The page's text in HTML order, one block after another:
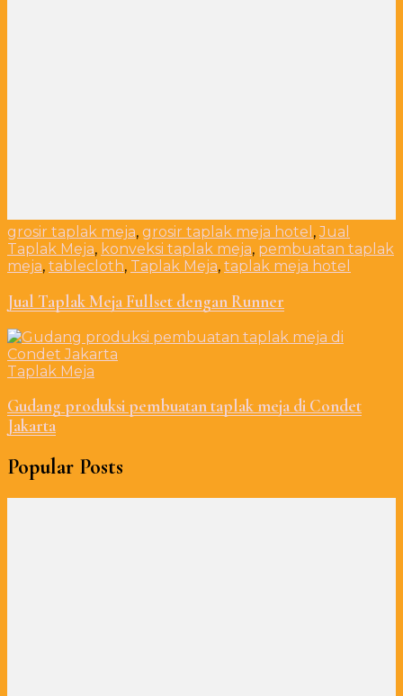
grosir taplak meja, grosir taplak meja hotel ,Jual
Taplak Meja, konveksi taplak meja, pembuatan taplak
meja, tablecloth, Taplak Meja, taplak meja hotel
Jual Taplak Meja Fullset dengan Runner
Taplak Meja
Gudang produksi pembuatan taplak meja di Condet
Jakarta
Popular Posts